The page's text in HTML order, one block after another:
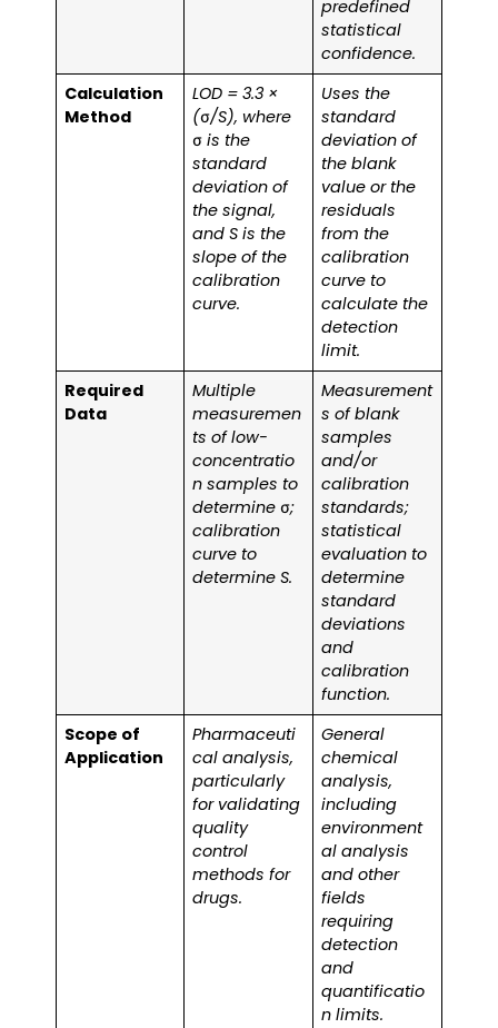
predefined
statistical
confidence.
Calculation
Method
LOD = 3.3 ×
(σ/S), where
σ is the
standard
deviation of
the signal,
and S is the
slope of the
calibration
curve.
Uses the
standard
deviation of
the blank
value or the
residuals
from the
calibration
curve to
calculate the
detection
limit.
Required
Data
Multiple
measuremen
ts of low-
concentratio
n samples to
determine σ;
calibration
curve to
determine S.
Measurement
s of blank
samples
and/or
calibration
standards;
statistical
evaluation to
determine
standard
deviations
and
calibration
function.
Scope of
Application
Pharmaceuti
cal analysis,
particularly
for validating
quality
control
methods for
drugs.
General
chemical
analysis,
including
environment
al analysis
and other
fields
requiring
detection
and
quantificatio
n limits.